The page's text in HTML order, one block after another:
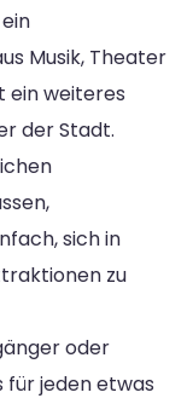
Musik, Theater
ein weiteres
der Stadt.
sich in
zu
oder
für jeden etwas